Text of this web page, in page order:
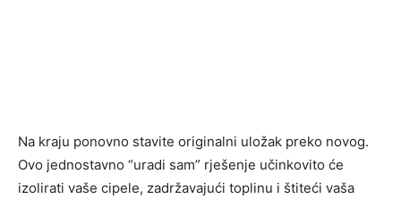
Na kraju ponovno stavite originalni uložak preko novog.
Ovo jednostavno “uradi sam” rješenje učinkovito će
izolirati vaše cipele, zadržavajući toplinu i štiteći vaša